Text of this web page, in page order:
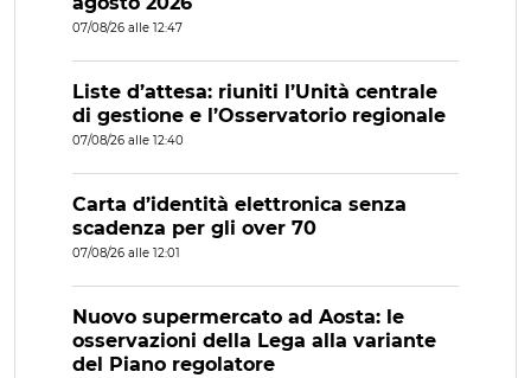
07/08/26 alle 12:47
Liste d’attesa: riuniti l’Unità centrale
di gestione e l’Osservatorio regionale
07/08/26 alle 12:40
Carta d’identità elettronica senza
scadenza per gli over 70
07/08/26 alle 12:01
Nuovo supermercato ad Aosta: le
osservazioni della Lega alla variante
del Piano regolatore